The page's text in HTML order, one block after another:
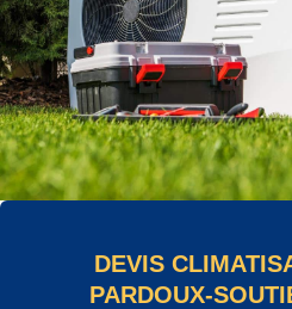
DEVIS
PARDOUX-